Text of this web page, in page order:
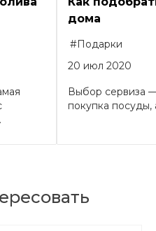
дома
#Подарки
20 июл 2020
Выбор сервиза
покупка посуды,